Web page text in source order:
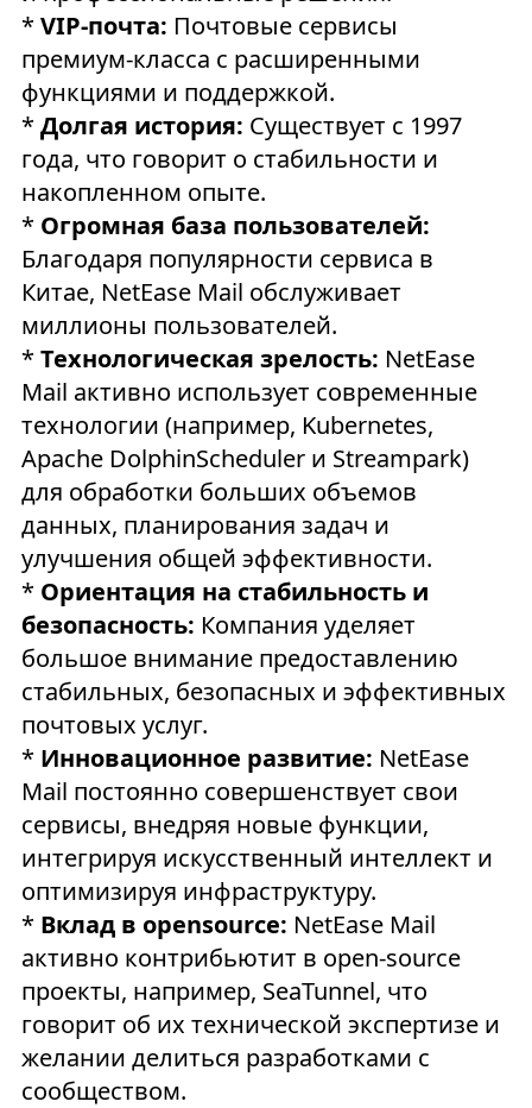
* VIP-почта: Почтовые сервисы
премиум-класса с расширенными
функциями и поддержкой.
* Долгая история: Существует с 1997
года, что говорит о стабильности и
накопленном опыте.
* Огромная база пользователей:
Благодаря популярности сервиса в
Китае, NetEase Mail обслуживает
миллионы пользователей.
* Технологическая зрелость: NetEase
Mail активно использует современные
технологии (например, Kubernetes,
Apache DolphinScheduler и Streampark)
для обработки больших объемов
данных, планирования задач и
улучшения общей эффективности.
* Ориентация на стабильность и
безопасность: Компания уделяет
большое внимание предоставлению
стабильных, безопасных и эффективных
почтовых услуг.
* Инновационное развитие: NetEase
Mail постоянно совершенствует свои
сервисы, внедряя новые функции,
интегрируя искусственный интеллект и
оптимизируя инфраструктуру.
* Вклад в opensource: NetEase Mail
активно контрибьютит в open-source
проекты, например, SeaTunnel, что
говорит об их технической экспертизе и
желании делиться разработками с
сообществом.